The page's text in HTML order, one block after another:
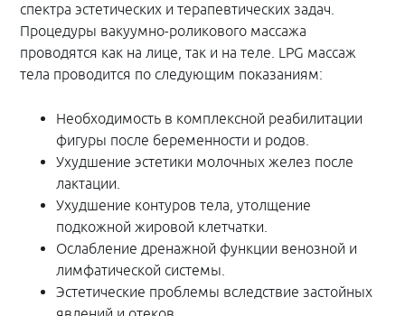
спектра эстетических и терапевтических задач.
Процедуры вакуумно-роликового массажа
проводятся как на лице, так и на теле. LPG массаж
тела проводится по следующим показаниям:
Необходимость в комплексной реабилитации
фигуры после беременности и родов.
Ухудшение эстетики молочных желез после
лактации.
Ухудшение контуров тела, утолщение
подкожной жировой клетчатки.
Ослабление дренажной функции венозной и
лимфатической системы.
Эстетические проблемы вследствие застойных